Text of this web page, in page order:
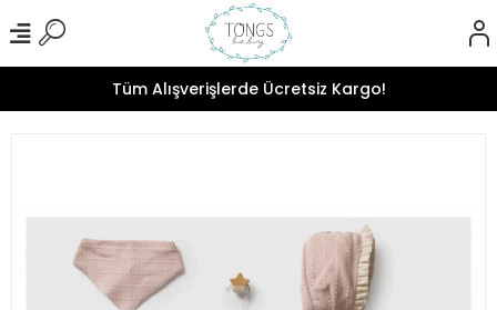
Tüm Alışverişlerde Ücretsiz Kargo!